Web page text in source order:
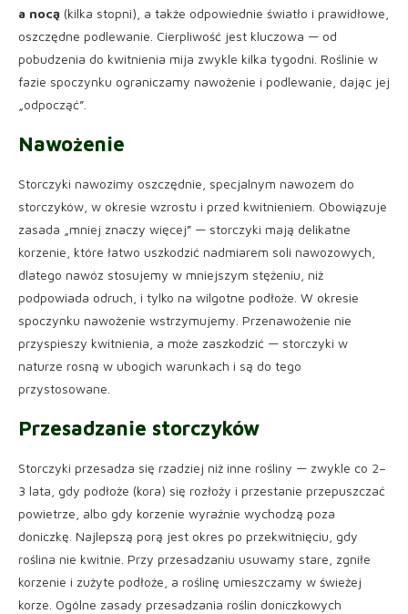
a nocą (kilka stopni), a także odpowiednie światło i prawidłowe,
oszczędne podlewanie. Cierpliwość jest kluczowa — od
pobudzenia do kwitnienia mija zwykle kilka tygodni. Roślinie w
fazie spoczynku ograniczamy nawożenie i podlewanie, dając jej
„odpocząć”.
Nawożenie
Storczyki nawozimy oszczędnie, specjalnym nawozem do
storczyków, w okresie wzrostu i przed kwitnieniem. Obowiązuje
zasada „mniej znaczy więcej” — storczyki mają delikatne
korzenie, które łatwo uszkodzić nadmiarem soli nawozowych,
dlatego nawóz stosujemy w mniejszym stężeniu, niż
podpowiada odruch, i tylko na wilgotne podłoże. W okresie
spoczynku nawożenie wstrzymujemy. Przenawożenie nie
przyspieszy kwitnienia, a może zaszkodzić — storczyki w
naturze rosną w ubogich warunkach i są do tego
przystosowane.
Przesadzanie storczyków
Storczyki przesadza się rzadziej niż inne rośliny — zwykle co 2–
3 lata, gdy podłoże (kora) się rozłoży i przestanie przepuszczać
powietrze, albo gdy korzenie wyraźnie wychodzą poza
doniczkę. Najlepszą porą jest okres po przekwitnięciu, gdy
roślina nie kwitnie. Przy przesadzaniu usuwamy stare, zgniłe
korzenie i zużyte podłoże, a roślinę umieszczamy w świeżej
korze. Ogólne zasady przesadzania roślin doniczkowych